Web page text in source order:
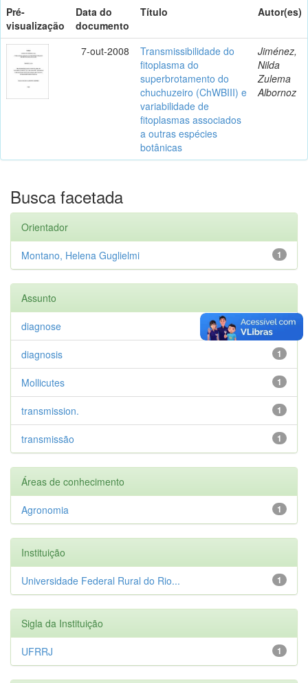
Pré-
visualização
Data do
documento
Título Autor(es)
7-out-2008
Transmissibilidade do
fitoplasma do
superbrotamento do
chuchuzeiro (ChWBIII) e
variabilidade de
fitoplasmas associados
a outras espécies
botânicas
Jiménez,
Nilda
Zulema
Albornoz
Busca facetada
Orientador
1
Montano, Helena Guglielmi
Assunto
1
diagnose
1
diagnosis
1
Mollicutes
1
transmission.
1
transmissão
Áreas de conhecimento
1
Agronomia
Instituição
1
Universidade Federal Rural do Rio...
Sigla da Instituição
1
UFRRJ